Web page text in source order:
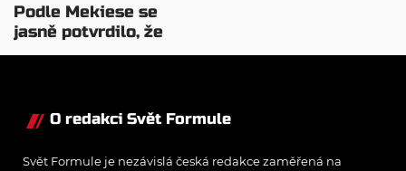
Podle Mekiese se
jasně potvrdilo, že
Mercedes má nejlepší
O redakci Svět Formule
Svět Formule je nezávislá česká redakce zaměřená na